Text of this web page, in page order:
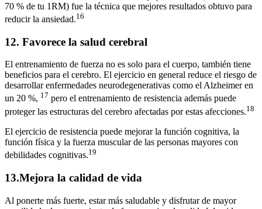
70 % de tu 1RM) fue la técnica que mejores resultados obtuvo para
reducir la ansiedad.16
12. Favorece la salud cerebral
El entrenamiento de fuerza no es solo para el cuerpo, también tiene
beneficios para el cerebro. El ejercicio en general reduce el riesgo de
desarrollar enfermedades neurodegenerativas como el Alzheimer en
un 20 %, 17 pero el entrenamiento de resistencia además puede
proteger las estructuras del cerebro afectadas por estas afecciones.18
El ejercicio de resistencia puede mejorar la función cognitiva, la
función física y la fuerza muscular de las personas mayores con
debilidades cognitivas.19
13.Mejora la calidad de vida
Al ponerte más fuerte, estar más saludable y disfrutar de mayor